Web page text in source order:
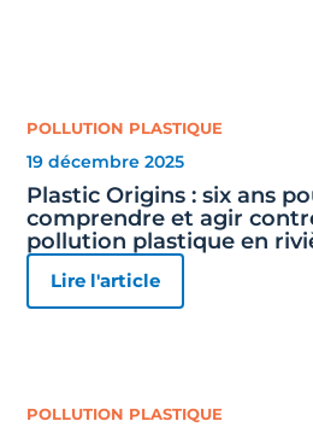
POLLUTION PLASTIQUE
19 décembre 2025
Plastic Origins : six ans
comprendre et agir
pollution plastique en
Lire l'article
POLLUTION PLASTIQUE